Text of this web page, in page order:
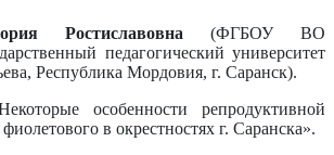
Ростиславовна (ФГБОУ ВО
педагогический университет
Республика Мордовия, г. Саранск).
особенности репродуктивной
в окрестностях г. Саранска».